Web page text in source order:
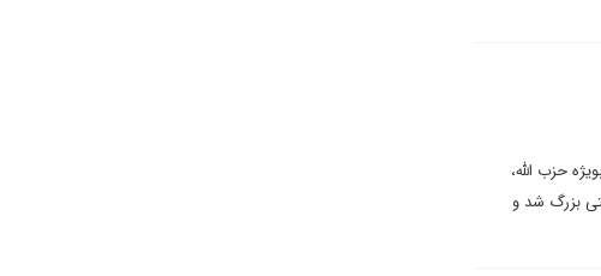
حزب الله،
بزرگ شد و